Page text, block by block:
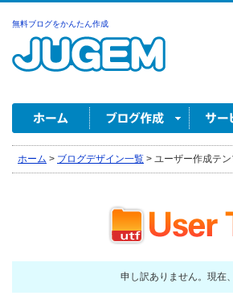
無料ブログをかんたん作成
ホーム > ブログデザイン一覧 > ユーザー作成テン
申し訳ありません。現在